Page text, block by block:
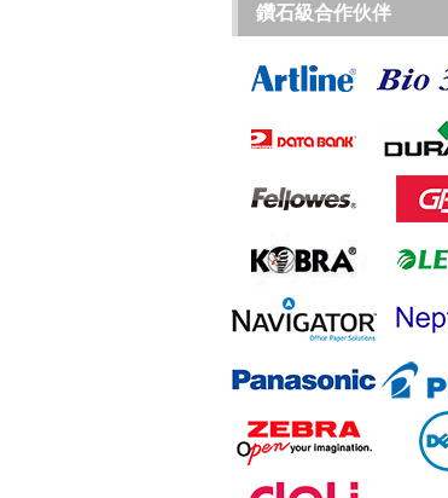
鑽石級合作伙伴